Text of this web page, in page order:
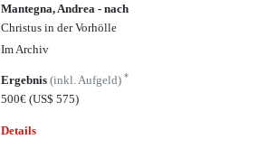
Mantegna, Andrea - nach
Christus in der Vorhölle
Im Archiv
Ergebnis(inkl. Aufgeld)*
500€(US$ 575)
Details